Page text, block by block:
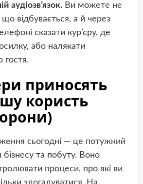
аудіозв’язок.Ви можете не
що відбувається, а й через
сказати кур’єру, де
або налякати
гостя.
приносять
користь
сьогодні — це потужний
бізнесу та побуту. Воно
процеси, про які ви